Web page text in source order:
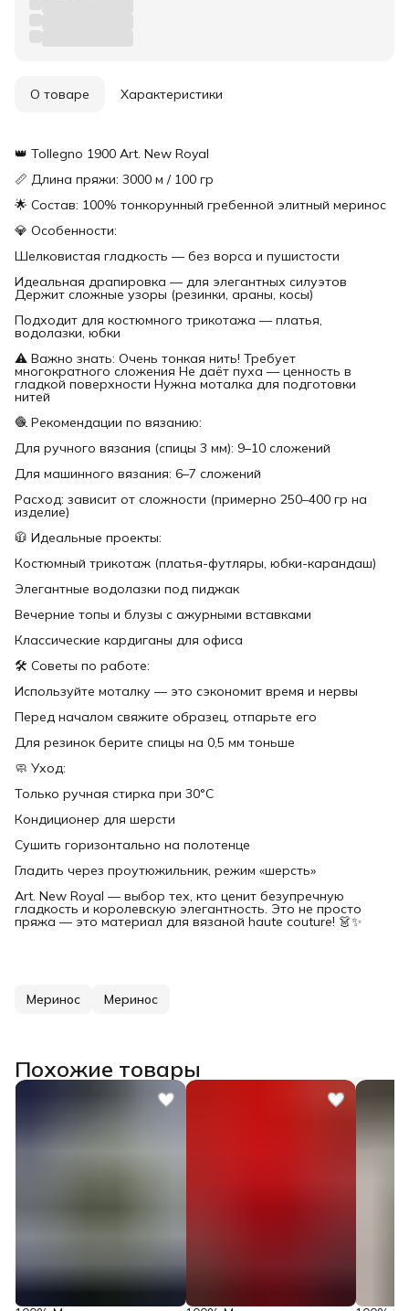
О товаре Характеристики
👑 Tollegno 1900 Art. New Royal
📏 Длина пряжи: 3000 м / 100 гр
🌟 Состав: 100% тонкорунный гребенной элитный меринос
💎 Особенности:
Шелковистая гладкость — без ворса и пушистости
Идеальная драпировка — для элегантных силуэтов
Держит сложные узоры (резинки, араны, косы)
Подходит для костюмного трикотажа — платья,
водолазки, юбки
⚠️ Важно знать: Очень тонкая нить! Требует
многократного сложения Не даёт пуха — ценность в
гладкой поверхности Нужна моталка для подготовки
нитей
🧶 Рекомендации по вязанию:
Для ручного вязания (спицы 3 мм): 9–10 сложений
Для машинного вязания: 6–7 сложений
Расход: зависит от сложности (примерно 250–400 гр на
изделие)
🧥 Идеальные проекты:
Костюмный трикотаж (платья-футляры, юбки-карандаш)
Элегантные водолазки под пиджак
Вечерние топы и блузы с ажурными вставками
Классические кардиганы для офиса
🛠 Советы по работе:
Используйте моталку — это сэкономит время и нервы
Перед началом свяжите образец, отпарьте его
Для резинок берите спицы на 0,5 мм тоньше
🧼 Уход:
Только ручная стирка при 30°C
Кондиционер для шерсти
Сушить горизонтально на полотенце
Гладить через проутюжильник, режим «шерсть»
Art. New Royal — выбор тех, кто ценит безупречную
гладкость и королевскую элегантность. Это не просто
пряжа — это материал для вязаной haute couture! 👗✨
Меринос Меринос
Похожие товары